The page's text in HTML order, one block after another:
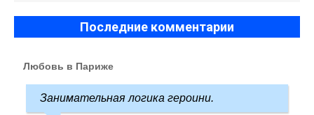
Последние комментарии
Любовь в Париже
Занимательная логика героини.